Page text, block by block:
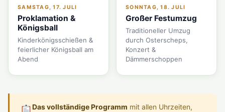
SAMSTAG, 17. JULI
Proklamation &
Königsball
Kinderkönigsschießen &
feierlicher Königsball am
Abend
SONNTAG, 18. JULI
Großer Festumzug
Traditioneller Umzug
durch Osterscheps,
Konzert &
Dämmerschoppen
Das vollständige Programm mit allen Uhrzeiten,